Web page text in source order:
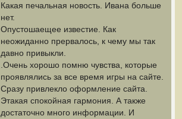
Какая печальная новость. Ивана больше
нет.
Опустошаещее известие. Как
неожиданно прервалось, к чему мы так
давно привыкли.
.Очень хорошо помню чувства, которые
проявлялись за все время игры на сайте.
Сразу привлекло оформление сайта.
Этакая спокойная гармония. А также
достаточно много информации. И